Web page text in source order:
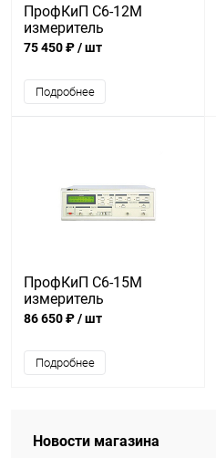
ПрофКиП С6-12М
измеритель
нелинейнейных
75 450 ₽/ шт
Подробнее
ПрофКиП С6-15М
измеритель
нелинейнейных
86 650 ₽/ шт
Подробнее
Новости магазина